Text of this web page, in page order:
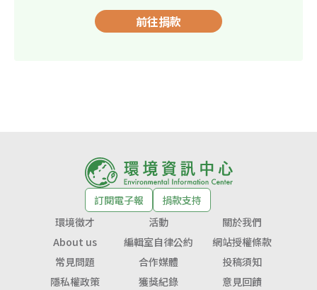
前往捐款
訂閱電子報
捐款支持
環境徵才
活動
關於我們
About us
編輯室自律公約
網站授權條款
常見問題
合作媒體
投稿須知
隱私權政策
獲獎紀錄 意見回饋